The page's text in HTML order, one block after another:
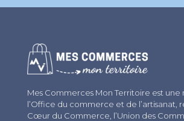
Mes Commerces Mon Territoire est une
l’Office du commerce et de l’artisanat,
Cœur du Commerce, l’Union des